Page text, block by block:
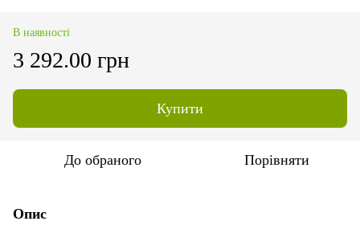
В наявності
3 292.00 грн
Купити
До обраного Порівняти
Опис